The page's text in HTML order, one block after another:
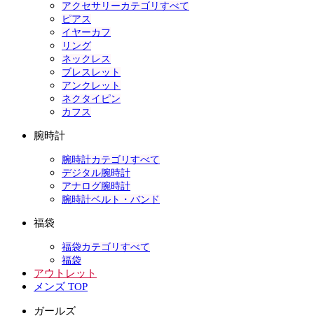
アクセサリーカテゴリすべて
ピアス
イヤーカフ
リング
ネックレス
ブレスレット
アンクレット
ネクタイピン
カフス
腕時計
腕時計カテゴリすべて
デジタル腕時計
アナログ腕時計
腕時計ベルト・バンド
福袋
福袋カテゴリすべて
福袋
アウトレット
メンズ TOP
ガールズ